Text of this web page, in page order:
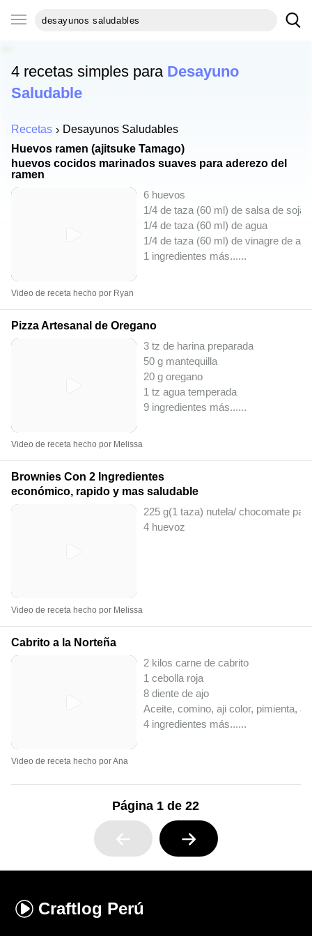
4 recetas simples para Desayuno
Saludable
Recetas
Desayunos Saludables
Huevos ramen (ajitsuke Tamago)
huevos cocidos marinados suaves para aderezo del
ramen
6 huevos
1/4 de taza (60 ml) de salsa de soja
1/4 de taza (60 ml) de agua
1/4 de taza (60 ml) de vinagre de
1 ingredientes más......
Video de receta hecho por Ryan
Pizza Artesanal de Oregano
3 tz de harina preparada
50 g mantequilla
20 g oregano
1 tz agua temperada
9 ingredientes más......
Video de receta hecho por Melissa
Brownies Con 2 Ingredientes
económico, rapido y mas saludable
225 g(1 taza) nutela/ chocomate
4 huevoz
Video de receta hecho por Melissa
Cabrito a la Norteña
2 kilos carne de cabrito
1 cebolla roja
8 diente de ajo
Aceite, comino, aji color, pimienta,
4 ingredientes más......
Video de receta hecho por Ana
Página 1 de 22
Craftlog Perú